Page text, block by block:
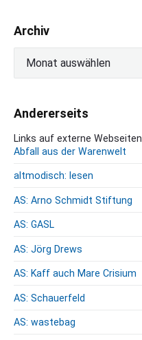
Archiv
iAndererseits
Links auf externe Webseiten
Abfall aus der Warenwelt
altmodisch: lesen
AS: Arno Schmidt Stiftung
AS: GASL
AS: Jörg Drews
AS: Kaff auch Mare Crisium
AS: Schauerfeld
AS: wastebag